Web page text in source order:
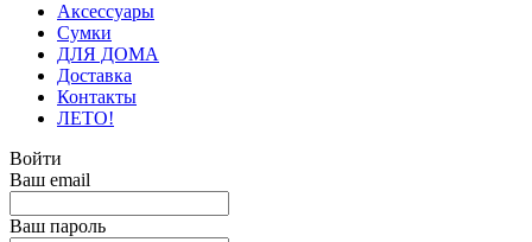
Аксессуары
Сумки
ДЛЯ ДОМА
Доставка
Контакты
ЛЕТО!
Войти
Ваш email
Ваш пароль